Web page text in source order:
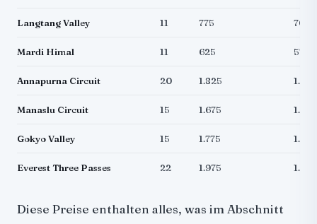
Langtang Valley 11 775 705
Mardi Himal 11 625 570
Annapurna Circuit 20 1.825 1.660
Manaslu Circuit 15 1.675 1.525
Gokyo Valley 15 1.775 1.615
Everest Three Passes 22 1.975 1.795
Diese Preise enthalten alles, was im Abschnitt